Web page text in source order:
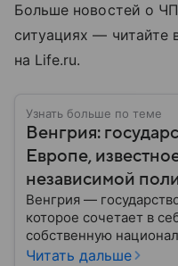
Больше новостей о
ситуациях — читайте
на Life.ru.
Узнать больше по теме
Венгрия:
Европе,
независимой
Венгрия —
которое сочетает в
собственную
страна играет
Читать дальше